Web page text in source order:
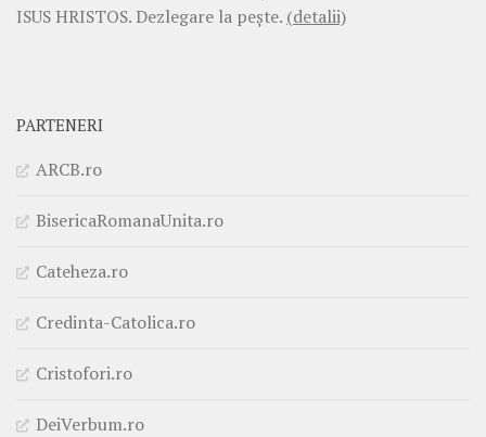
ISUS HRISTOS. Dezlegare la pește. (detalii)
PARTENERI
ARCB.ro
BisericaRomanaUnita.ro
Cateheza.ro
Credinta-Catolica.ro
Cristofori.ro
DeiVerbum.ro